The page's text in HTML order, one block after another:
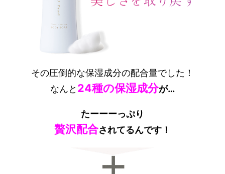
その圧倒的な保湿成分の配合量でした！
なんと 24種の保湿成分が…
たーーーっぷり
贅沢配合されてるんです！